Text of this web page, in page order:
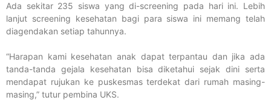
Ada sekitar 235 siswa yang di-screening pada hari ini. Lebih
lanjut screening kesehatan bagi para siswa ini memang telah
diagendakan setiap tahunnya.
“Harapan kami kesehatan anak dapat terpantau dan jika ada
tanda-tanda gejala kesehatan bisa diketahui sejak dini serta
mendapat rujukan ke puskesmas terdekat dari rumah masing-
masing,” tutur pembina UKS.